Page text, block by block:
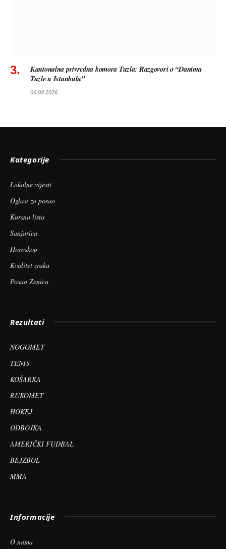
Kantonalna privredna komora Tuzla: Razgovori o “Danima
Tuzle u Istanbulu”
06.08.2026
Kategorije
Lokalne vijesti
Oglasi za posao
Kursna lista
Sanjarica
Horoskop
Kvalitet zraka
Posao Zenica
Rezultati
NOGOMET
TENIS
KOŠARKA
RUKOMET
HOKEJ
ODBOJKA
AMERIČKI FUDBAL
BEJZBOL
MMA
Informacije
O nama